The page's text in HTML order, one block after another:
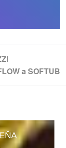
a SOFTUB